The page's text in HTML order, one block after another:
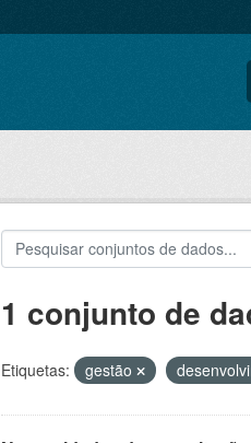
1 conjunto de
Etiquetas: gestão